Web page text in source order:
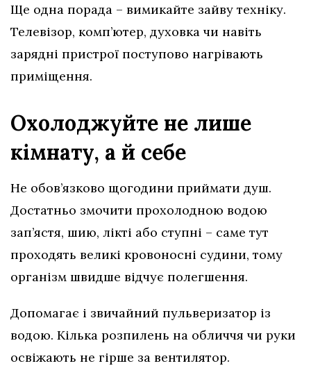
Ще одна порада – вимикайте зайву техніку.
Телевізор, комп’ютер, духовка чи навіть
зарядні пристрої поступово нагрівають
приміщення.
Охолоджуйте не лише
кімнату, а й себе
Не обов’язково щогодини приймати душ.
Достатньо змочити прохолодною водою
зап’ястя, шию, лікті або ступні – саме тут
проходять великі кровоносні судини, тому
організм швидше відчує полегшення.
Допомагає і звичайний пульверизатор із
водою. Кілька розпилень на обличчя чи руки
освіжають не гірше за вентилятор.